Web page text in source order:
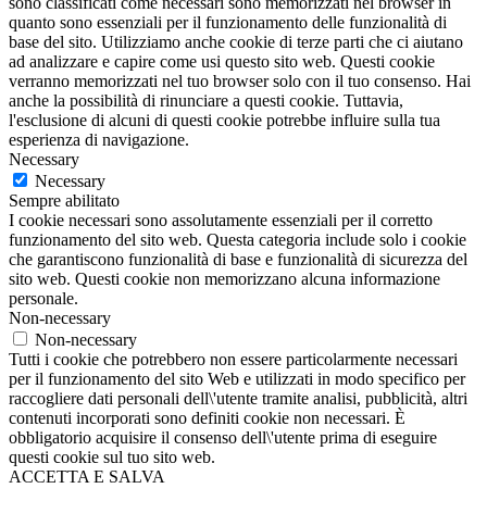
quanto sono essenziali per il funzionamento delle funzionalità di
base del sito. Utilizziamo anche cookie di terze parti che ci aiutano
ad analizzare e capire come usi questo sito web. Questi cookie
verranno memorizzati nel tuo browser solo con il tuo consenso. Hai
anche la possibilità di rinunciare a questi cookie. Tuttavia,
l'esclusione di alcuni di questi cookie potrebbe influire sulla tua
esperienza di navigazione.
Necessary
Necessary
Sempre abilitato
I cookie necessari sono assolutamente essenziali per il corretto
funzionamento del sito web. Questa categoria include solo i cookie
che garantiscono funzionalità di base e funzionalità di sicurezza del
sito web. Questi cookie non memorizzano alcuna informazione
personale.
Non-necessary
Non-necessary
Tutti i cookie che potrebbero non essere particolarmente necessari
per il funzionamento del sito Web e utilizzati in modo specifico per
raccogliere dati personali dell\'utente tramite analisi, pubblicità, altri
contenuti incorporati sono definiti cookie non necessari. È
obbligatorio acquisire il consenso dell\'utente prima di eseguire
questi cookie sul tuo sito web.
ACCETTA E SALVA